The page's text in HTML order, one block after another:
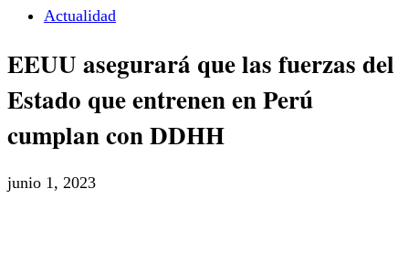
Actualidad
EEUU asegurará que las fuerzas del
Estado que entrenen en Perú
cumplan con DDHH
junio 1, 2023